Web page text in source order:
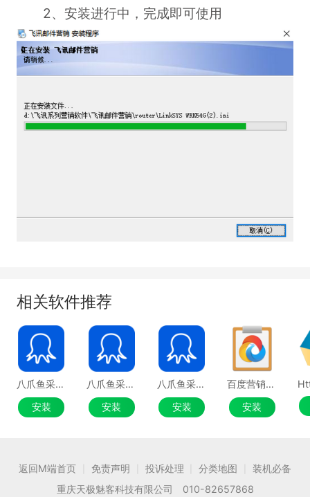
2、安装进行中，完成即可使用
相关软件推荐
八爪鱼采集器官网版
安装
八爪鱼采集器官方版
安装
八爪鱼采集器
安装
百度营销客户端
安装
返回M端首页 免责声明 投诉处理 分类地图
装机必备
重庆天极魅客科技有限公司 010-82657868